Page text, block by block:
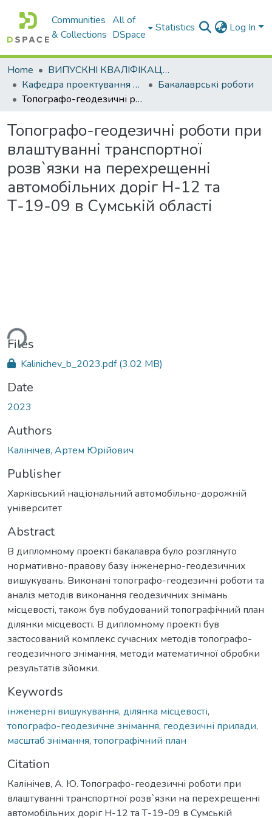
Communities
& Collections
All of
DSpace
Statistics Log In
Home
ВИПУСКНІ КВАЛІФІКАЦІЙНІ РОБОТИ
Кафедра проектування доріг, геодезії і землеустрою
Бакалаврські роботи
Топографо-геодезичні роботи при влаштуванні транспортної розв`язки на перехрещенні автомобільних доріг Н-12 та Т-19-09 в Сумській області
Топографо-геодезичні роботи при
влаштуванні транспортної
розв`язки на перехрещенні
автомобільних доріг Н-12 та
Т-19-09 в Сумській області
Files
Kalinichev_b_2023.pdf(3.02 MB)
Date
2023
Authors
Калінічев, Артем Юрійович
Publisher
Харківський національний автомобільно-дорожній
університет
Abstract
В дипломному проекті бакалавра було розглянуто
нормативно-правову базу інженерно-геодезичних
вишукувань. Виконані топографо-геодезичні роботи та
аналіз методів виконання геодезичних знімань
місцевості, також був побудований топографічний план
ділянки місцевості. В дипломному проекті був
застосований комплекс сучасних методів топографо-
геодезичного знімання, методи математичної обробки
результатів зйомки.
Keywords
інженерні вишукування, ділянка місцевості,
топографо-геодезичне знімання, геодезичні прилади,
масштаб знімання, топографічний план
Citation
Калінічев, А. Ю. Топографо-геодезичні роботи при
влаштуванні транспортної розв`язки на перехрещенні
автомобільних доріг Н-12 та Т-19-09 в Сумській